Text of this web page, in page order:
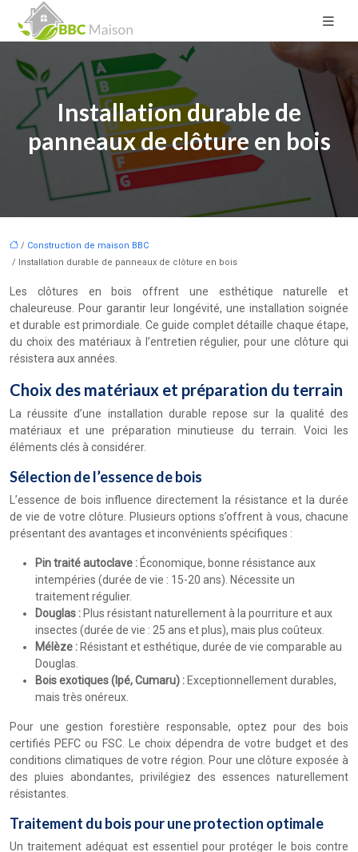
Installation durable de
panneaux de clôture en bois
/ Construction de maison BBC
/ Installation durable de panneaux de clôture en bois
Les clôtures en bois offrent une esthétique naturelle et
chaleureuse. Pour garantir leur longévité, une installation soignée
et durable est primordiale. Ce guide complet détaille chaque étape,
du choix des matériaux à l’entretien régulier, pour une clôture qui
résistera aux années.
Choix des matériaux et préparation du terrain
La réussite d’une installation durable repose sur la qualité des
matériaux et une préparation minutieuse du terrain. Voici les
éléments clés à considérer.
Sélection de l’essence de bois
L’essence de bois influence directement la résistance et la durée
de vie de votre clôture. Plusieurs options s’offrent à vous, chacune
présentant des avantages et inconvénients spécifiques :
Pin traité autoclave : Économique, bonne résistance aux
intempéries (durée de vie : 15-20 ans). Nécessite un
traitement régulier.
Douglas : Plus résistant naturellement à la pourriture et aux
insectes (durée de vie : 25 ans et plus), mais plus coûteux.
Mélèze : Résistant et esthétique, durée de vie comparable au
Douglas.
Bois exotiques (Ipé, Cumaru) : Exceptionnellement durables,
mais très onéreux.
Pour une gestion forestière responsable, optez pour des bois
certifiés PEFC ou FSC. Le choix dépendra de votre budget et des
conditions climatiques de votre région. Pour une clôture exposée à
des pluies abondantes, privilégiez des essences naturellement
résistantes.
Traitement du bois pour une protection optimale
Un traitement adéquat est essentiel pour protéger le bois contre